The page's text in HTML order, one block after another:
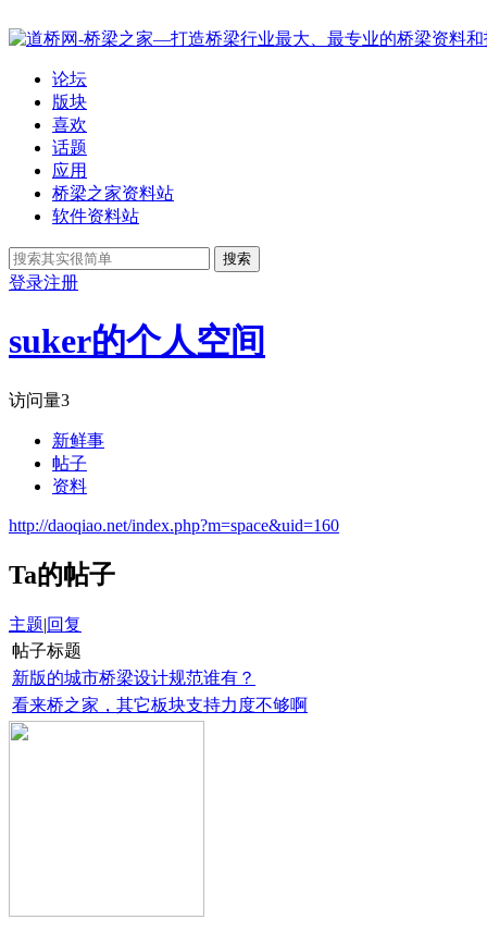
论坛
版块
喜欢
话题
应用
桥梁之家资料站
软件资料站
搜索
登录注册
suker的个人空间
访问量3
新鲜事
帖子
资料
http://daoqiao.net/index.php?m=space&uid=160
Ta的帖子
主题|回复
帖子标题
新版的城市桥梁设计规范谁有？
看来桥之家，其它板块支持力度不够啊